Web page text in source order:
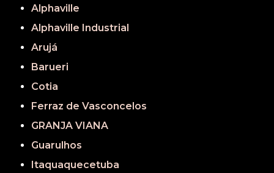
Alphaville
Alphaville Industrial
Arujá
Barueri
Cotia
Ferraz de Vasconcelos
GRANJA VIANA
Guarulhos
Itaquaquecetuba